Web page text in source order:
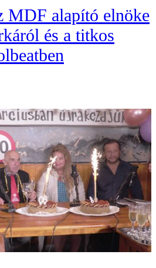
MDF alapító elnöke
és a titkos